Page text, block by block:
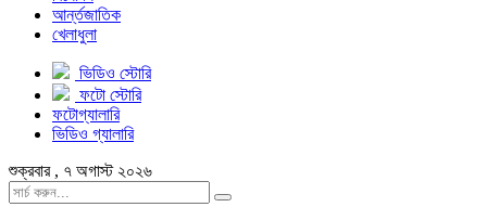
আর্ন্তজাতিক
খেলাধুলা
ভিডিও স্টোরি
ফটো স্টোরি
ফটোগ্যালারি
ভিডিও গ্যালারি
শুক্রবার , ৭ অগাস্ট ২০২৬